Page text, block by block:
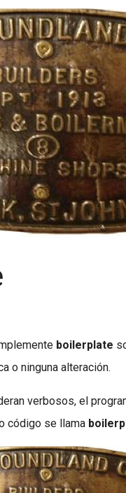
boilerplate
o ninguna alteración.
verbosos, el
código se llama